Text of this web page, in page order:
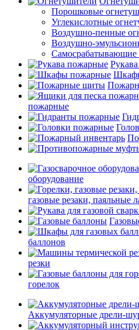
Порошковые
Углекислотные
Воздушно-пенные
Воздушно-
Самосрабатывающие
пожарные
оборудование
газовые резаки, паяльные
баллонов
резки
горелок
Аккумуляторные дрели-